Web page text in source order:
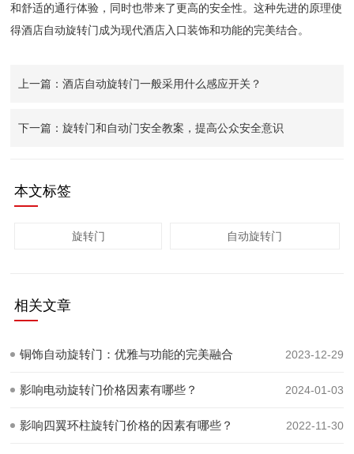
和舒适的通行体验，同时也带来了更高的安全性。这种先进的原理使
得酒店自动旋转门成为现代酒店入口装饰和功能的完美结合。
上一篇：酒店自动旋转门一般采用什么感应开关？
下一篇：旋转门和自动门安全教案，提高公众安全意识
本文标签
旋转门 自动旋转门
相关文章
铜饰自动旋转门：优雅与功能的完美融合 2023-12-29
影响电动旋转门价格因素有哪些？ 2024-01-03
影响四翼环柱旋转门价格的因素有哪些？ 2022-11-30